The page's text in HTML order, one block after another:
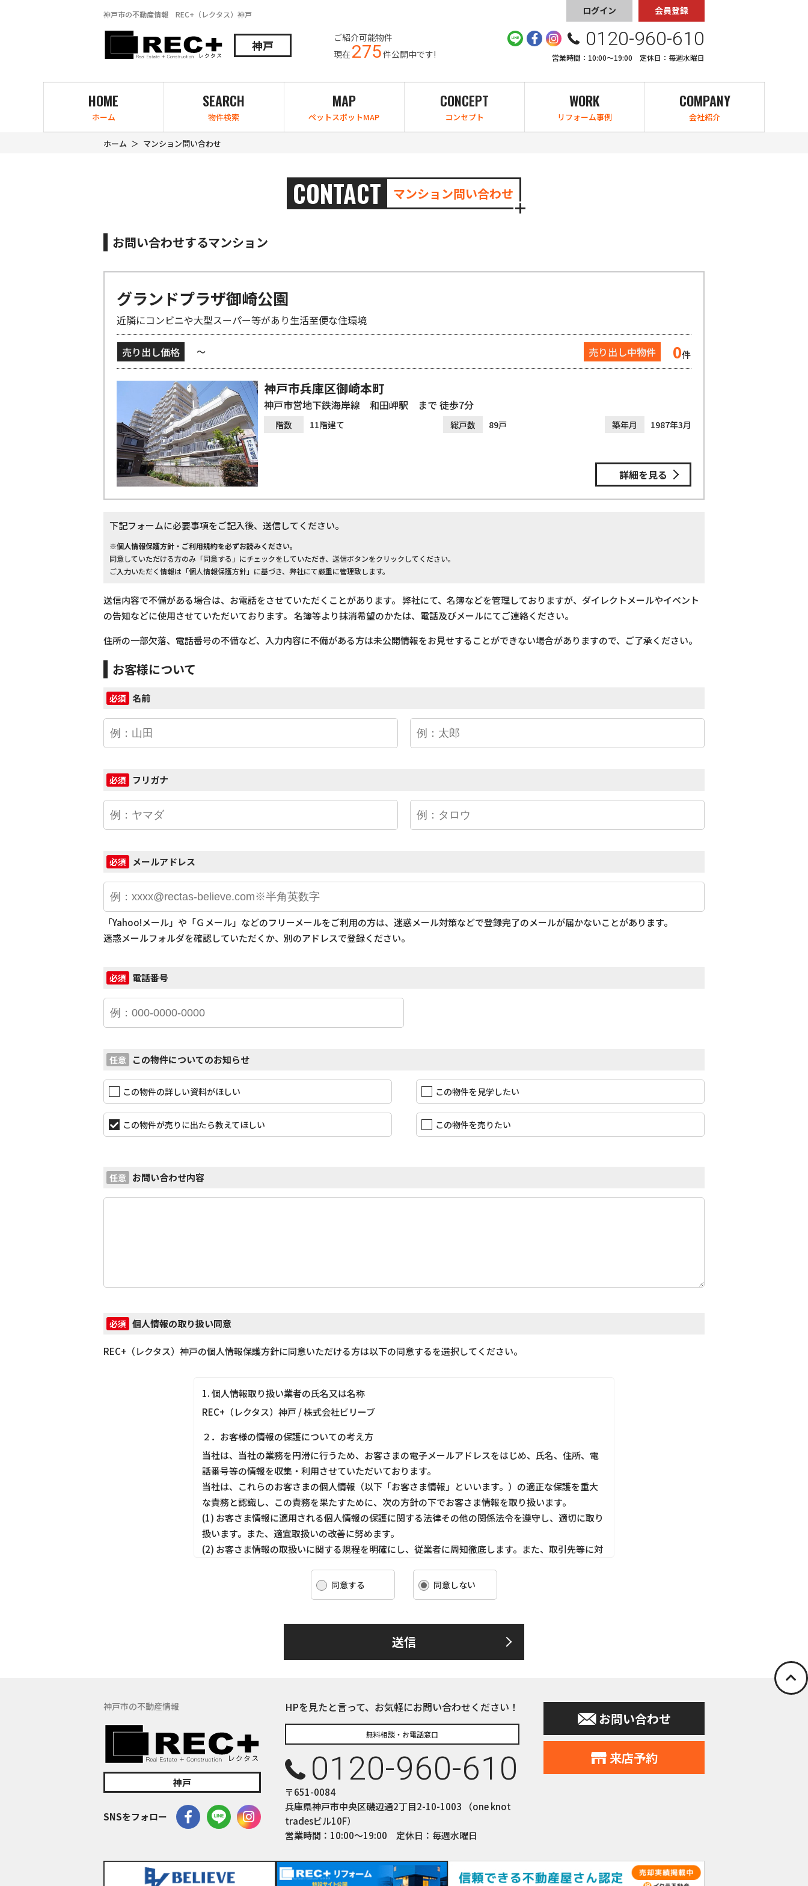
神戸市の不動産情報 REC+（レクタス）神戸
神戸
ご紹介可能物件
現在275件公開中です!
ログイン 会員登録
0120-960-610
営業時間：10:00〜19:00 定休日：毎週水曜日
HOME
ホーム
SEARCH
物件検索
MAP
ペットスポットMAP
CONCEPT
コンセプト
WORK
リフォーム事例
COMPANY
会社紹介
ホーム マンション問い合わせ
CONTACT マンション問い合わせ
お問い合わせするマンション
グランドプラザ御崎公園
近隣にコンビニや大型スーパー等があり生活至便な住環境
売り出し価格 ～ 売り出し中物件 0件
神戸市兵庫区御崎本町
神戸市営地下鉄海岸線 和田岬駅 まで 徒歩7分
階数 11階建て 総戸数 89戸 築年月 1987年3月
詳細を見る
下記フォームに必要事項をご記入後、送信してください。
※個人情報保護方針・ご利用規約を必ずお読みください。
同意していただける方のみ「同意する」にチェックをしていただき、送信ボタンをクリックしてください。
ご入力いただく情報は「個人情報保護方針」に基づき、弊社にて厳重に管理致します。
送信内容で不備がある場合は、お電話をさせていただくことがあります。 弊社にて、名簿などを管理しておりますが、ダイレクトメールやイベント
の告知などに使用させていただいております。 名簿等より抹消希望のかたは、電話及びメールにてご連絡ください。
住所の一部欠落、電話番号の不備など、入力内容に不備がある方は未公開情報をお見せすることができない場合がありますので、ご了承ください。
お客様について
必須 名前
必須 フリガナ
必須 メールアドレス
「Yahoo!メール」や「Ｇメール」などのフリーメールをご利用の方は、迷惑メール対策などで登録完了のメールが届かないことがあります。
迷惑メールフォルダを確認していただくか、別のアドレスで登録ください。
必須 電話番号
任意 この物件についてのお知らせ
この物件の詳しい資料がほしい この物件を見学したい
この物件が売りに出たら教えてほしい この物件を売りたい
任意 お問い合わせ内容
必須 個人情報の取り扱い同意
REC+（レクタス）神戸の個人情報保護方針に同意いただける方は以下の同意するを選択してください。
1. 個人情報取り扱い業者の氏名又は名称
REC+（レクタス）神戸 / 株式会社ビリーブ
２．お客様の情報の保護についての考え方
当社は、当社の業務を円滑に行うため、お客さまの電子メールアドレスをはじめ、氏名、住所、電
話番号等の情報を収集・利用させていただいております。
当社は、これらのお客さまの個人情報（以下「お客さま情報」といいます。）の適正な保護を重大
な責務と認識し、この責務を果たすために、次の方針の下でお客さま情報を取り扱います。
(1) お客さま情報に適用される個人情報の保護に関する法律その他の関係法令を遵守し、適切に取り
扱います。また、適宜取扱いの改善に努めます。
(2) お客さま情報の取扱いに関する規程を明確にし、従業者に周知徹底します。また、取引先等に対
(3) お客さま情報の収集に際しては、利用目的を特定して通知または公表し、その利用目的にしたが
ってお客さま情報を取り扱います。
(5) 保有するお客さま情報について、お客さま本人からの開示、訂正、削除、利用停止の依頼を所定
の窓口でお受けして、誠意をもって対応いたします。
当社は、不動産についてのサービスをお客さまにご利用いただくにあたり、各種の申込みの受付、
訪問、提案、見積、各種の工事やサービス提供等の機会に、当社が直接あるいは協力会社又は業務
委託先等を通じて、お客さまの個人情報（お客さまの電子メールアドレス、氏名、住所、電話番号
等）を取得いたしますが、これらの個人情報は下記の目的に利用させていただきます。
(1) 不動産についてのサービスの提供
(2) 不動産についてのサービスのアフターサービスの提供
(3) 不動産についてのサービスのお知らせ・ＰＲ、調査・データ集積、研究開発
(4) ウェブサイトシステム管理会社（以下「サイト管理会社」といいます。）への提供。
(5) その他上記(1)から(4)に附随する業務の実施
なお、当社は、サイト管理会社が提供するサービス改善に必要な範囲で、お客様の個人データをサ
イト管理会社に提供します。
同意する 同意しない
送信
神戸市の不動産情報
神戸
SNSをフォロー
HPを見たと言って、お気軽にお問い合わせください！
無料相談・お電話窓口
0120-960-610
〒651-0084
兵庫県神戸市中央区磯辺通2丁目2-10-1003 （one knot
tradesビル10F）
営業時間：10:00〜19:00 定休日：毎週水曜日
お問い合わせ
来店予約